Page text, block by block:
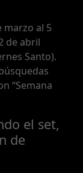
marzo al 5
de abril
Santo).
“Semana
el set,
de